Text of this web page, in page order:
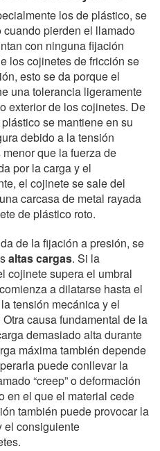
los de plástico, se
pierden el llamado
con ninguna fijación
los cojinetes de fricción se
esto se da porque el
una tolerancia ligeramente
exterior de los cojinetes. De
se mantiene en su
debido a la tensión
que la fuerza de
por la carga y el
el cojinete se sale del
carcasa de metal rayada
de plástico roto.
de la fijación a presión, se
altas cargas. Si la
cojinete supera el umbral
a dilatarse hasta el
tensión mecánica y el
causa fundamental de la
demasiado alta durante
máxima también depende
puede conllevar la
“creep” o deformación
en el que el material cede
también puede provocar la
el consiguiente